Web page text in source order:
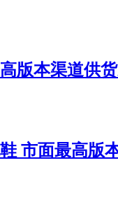
版本渠道供
市面最高